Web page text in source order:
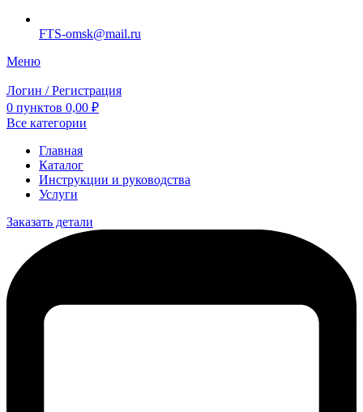
FTS-omsk@mail.ru
Меню
Логин / Регистрация
0 пунктов 0,00 ₽
Все категории
Главная
Каталог
Инструкции и руководства
Услуги
Заказать детали